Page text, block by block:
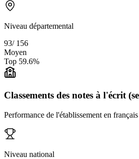
Niveau départemental
93/ 156
Moyen
Top 59.6%
Classements des notes à l'écrit
Performance de l'établissement en
Niveau national